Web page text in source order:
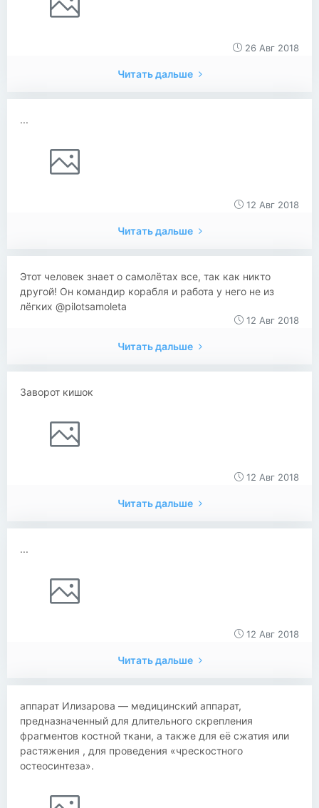
26 Авг 2018
Читать дальше
...
12 Авг 2018
Читать дальше
Этот человек знает о самолётах все, так как никто
другой! Он командир корабля и работа у него не из
лёгких @pilotsamoleta
12 Авг 2018
Читать дальше
Заворот кишок
12 Авг 2018
Читать дальше
...
12 Авг 2018
Читать дальше
аппарат Илизарова — медицинский аппарат,
предназначенный для длительного скрепления
фрагментов костной ткани, а также для её сжатия или
растяжения , для проведения «чрескостного
остеосинтеза».